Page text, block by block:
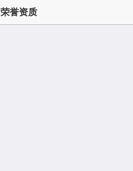
荣誉资质